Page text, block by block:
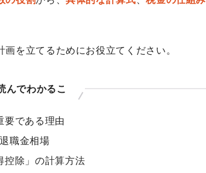
を立てるためにお役立てください。
んでわかるこ
要である理由
職金相場
控除」の計算方法